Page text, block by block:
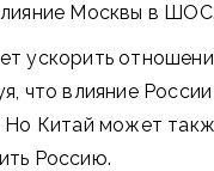
Москвы в ШОС.
ускорить
что влияние
Но Китай может
Россию.